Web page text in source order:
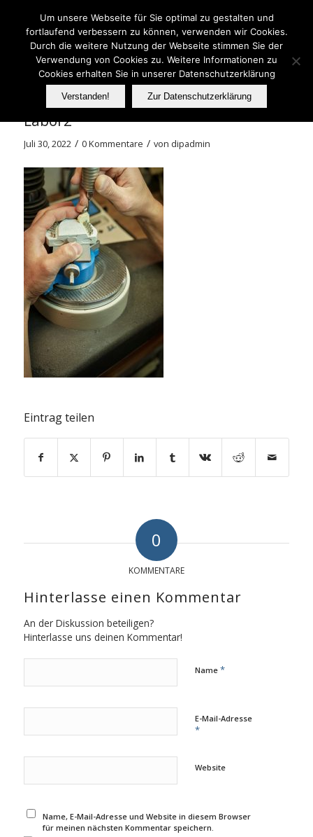
Labor2
Juli 30, 2022 / 0 Kommentare / von dipadmin
Eintrag teilen
0
KOMMENTARE
Hinterlasse einen Kommentar
An der Diskussion beteiligen?
Hinterlasse uns deinen Kommentar!
Name *
E-Mail-Adresse
*
Website
Name, E-Mail-Adresse und Website in diesem Browser
für meinen nächsten Kommentar speichern.
Um unsere Webseite für Sie optimal zu gestalten und
fortlaufend verbessern zu können, verwenden wir Cookies.
Durch die weitere Nutzung der Webseite stimmen Sie der
Verwendung von Cookies zu. Weitere Informationen zu
Cookies erhalten Sie in unserer Datenschutzerklärung
Verstanden! Zur Datenschutzerklärung